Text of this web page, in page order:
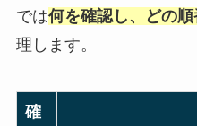
では何を確認し、どの
理します。
確